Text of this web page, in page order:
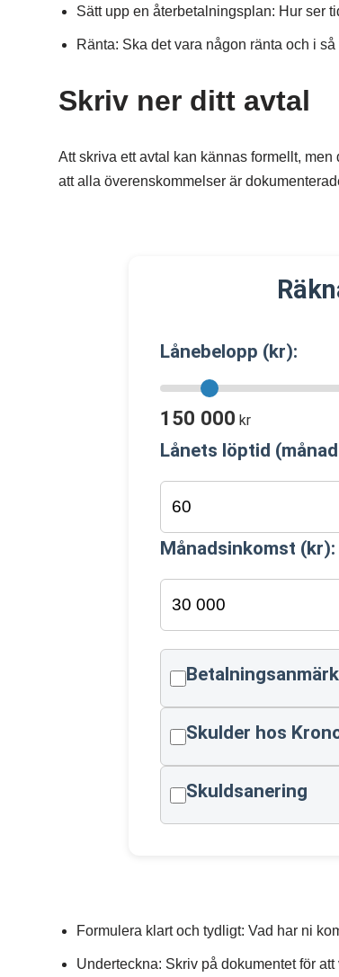
Sätt upp en återbetalningsplan: Hur ser
Ränta: Ska det vara någon ränta och i
Skriv ner ditt avtal
Att skriva ett avtal kan kännas formellt,
att alla överenskommelser är
Lånebelopp (kr):
150 000 kr
Lånets löptid
Månadsinkomst (kr):
Skulder hos
Skuldsanering
Formulera klart och tydligt: Vad har ni
Underteckna: Skriv på dokumentet för